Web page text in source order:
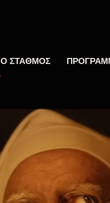
Ο ΣΤΑΘΜΟΣ